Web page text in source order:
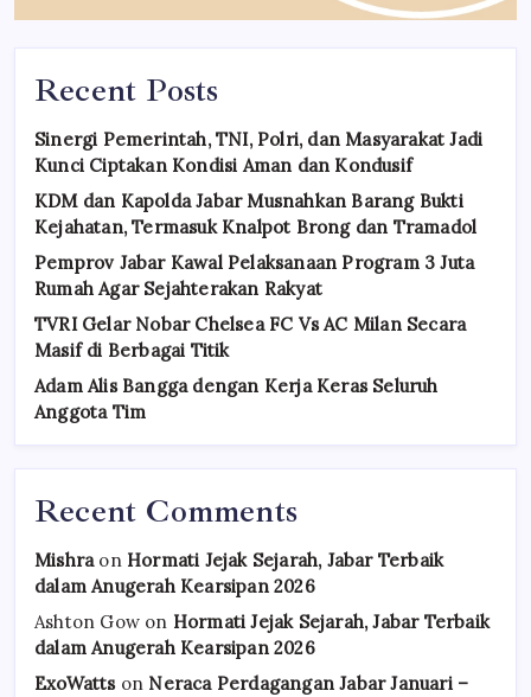
Recent Posts
Sinergi Pemerintah, TNI, Polri, dan Masyarakat Jadi
Kunci Ciptakan Kondisi Aman dan Kondusif
KDM dan Kapolda Jabar Musnahkan Barang Bukti
Kejahatan, Termasuk Knalpot Brong dan Tramadol
Pemprov Jabar Kawal Pelaksanaan Program 3 Juta
Rumah Agar Sejahterakan Rakyat
TVRI Gelar Nobar Chelsea FC Vs AC Milan Secara
Masif di Berbagai Titik
Adam Alis Bangga dengan Kerja Keras Seluruh
Anggota Tim
Recent Comments
Mishraon Hormati Jejak Sejarah, Jabar Terbaik
dalam Anugerah Kearsipan 2026
Ashton Gow on Hormati Jejak Sejarah, Jabar Terbaik
dalam Anugerah Kearsipan 2026
ExoWattson Neraca Perdagangan Jabar Januari –